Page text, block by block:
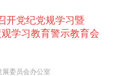
开党纪党规学习暨
学习教育警示教育会
展委员会办公室